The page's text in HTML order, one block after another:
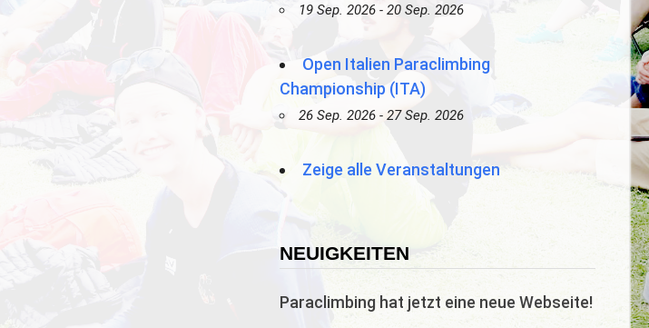
19 Sep. 2026 - 20 Sep. 2026
Open Italien Paraclimbing
Championship (ITA)
26 Sep. 2026 - 27 Sep. 2026
Zeige alle Veranstaltungen
NEUIGKEITEN
Paraclimbing hat jetzt eine neue Webseite!